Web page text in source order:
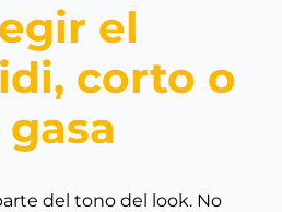
el
corto o
del tono del look. No